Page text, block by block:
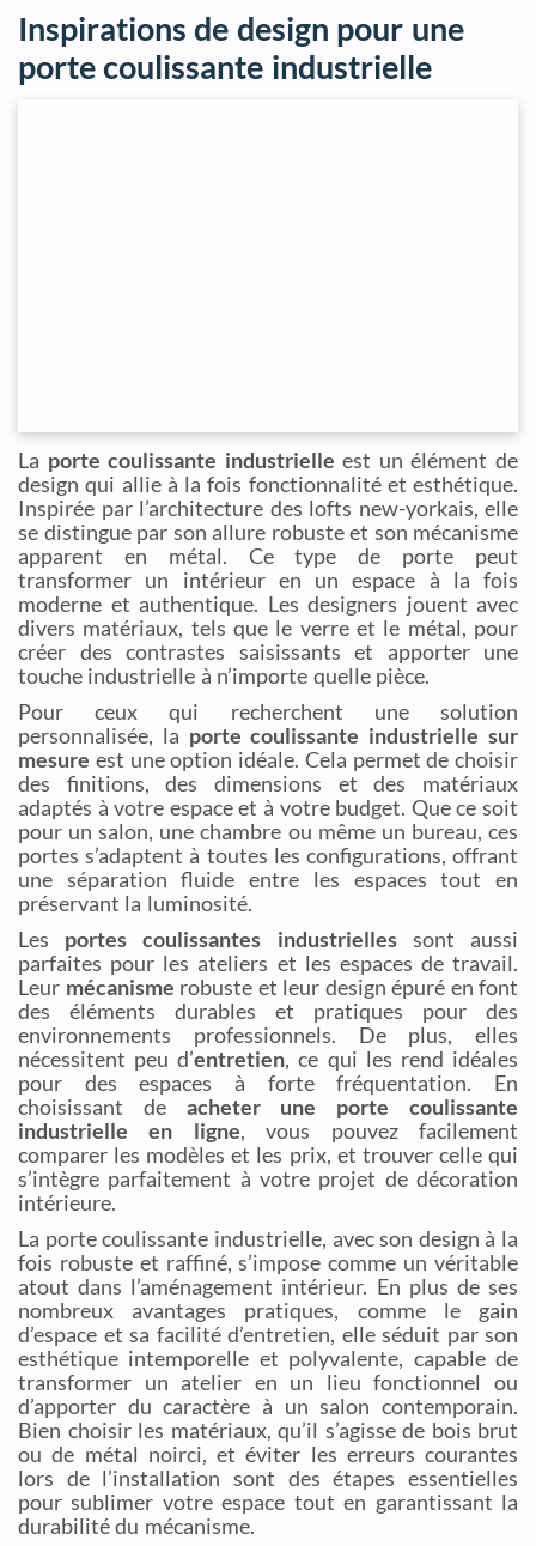
Inspirations de design pour une
porte coulissante industrielle
La porte coulissante industrielle est un élément de
design qui allie à la fois fonctionnalité et esthétique.
Inspirée par l’architecture des lofts new-yorkais, elle
se distingue par son allure robuste et son mécanisme
apparent en métal. Ce type de porte peut
transformer un intérieur en un espace à la fois
moderne et authentique. Les designers jouent avec
divers matériaux, tels que le verre et le métal, pour
créer des contrastes saisissants et apporter une
touche industrielle à n’importe quelle pièce.
Pour ceux qui recherchent une solution
personnalisée, la porte coulissante industrielle sur
mesure est une option idéale. Cela permet de choisir
des finitions, des dimensions et des matériaux
adaptés à votre espace et à votre budget. Que ce soit
pour un salon, une chambre ou même un bureau, ces
portes s’adaptent à toutes les configurations, offrant
une séparation fluide entre les espaces tout en
préservant la luminosité.
Les portes coulissantes industriellessont aussi
parfaites pour les ateliers et les espaces de travail.
Leur mécanisme robuste et leur design épuré en font
des éléments durables et pratiques pour des
environnements professionnels. De plus, elles
nécessitent peu d’entretien, ce qui les rend idéales
pour des espaces à forte fréquentation. En
choisissant de acheter une porte coulissante
industrielle en ligne, vous pouvez facilement
comparer les modèles et les prix, et trouver celle qui
s’intègre parfaitement à votre projet de décoration
intérieure.
La porte coulissante industrielle, avec son design à la
fois robuste et raffiné, s’impose comme un véritable
atout dans l’aménagement intérieur. En plus de ses
nombreux avantages pratiques, comme le gain
d’espace et sa facilité d’entretien, elle séduit par son
esthétique intemporelle et polyvalente, capable de
transformer un atelier en un lieu fonctionnel ou
d’apporter du caractère à un salon contemporain.
Bien choisir les matériaux, qu’il s’agisse de bois brut
ou de métal noirci, et éviter les erreurs courantes
lors de l’installation sont des étapes essentielles
pour sublimer votre espace tout en garantissant la
durabilité du mécanisme.